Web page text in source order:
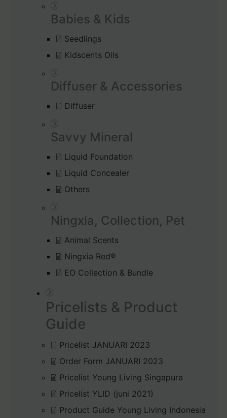
Babies & Kids
Seedlings
Kidscents Oils
Diffuser & Accessories
Diffuser
Savvy Mineral
Liquid Foundation
Liquid Concealer
Others
Ningxia, Collection, Pet
Animal Scents
Ningxia Red®
EO Collection & Bundle
Pricelists & Product
Guide
Pricelist JANUARI 2023
Order Form JANUARI 2023
Pricelist Young Living Singapura
Pricelist YLID (juni 2021)
Product Guide Young Living Indonesia